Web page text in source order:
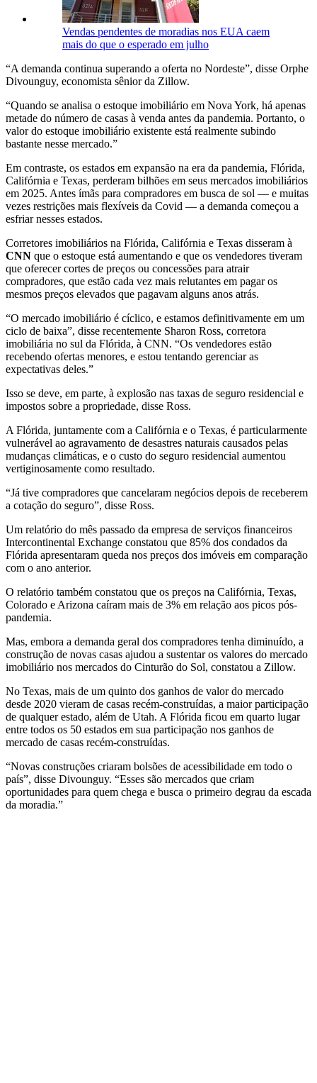
Vendas pendentes de moradias nos EUA caem
mais do que o esperado em julho
“A demanda continua superando a oferta no Nordeste”, disse Orphe
Divounguy, economista sênior da Zillow.
“Quando se analisa o estoque imobiliário em Nova York, há apenas
metade do número de casas à venda antes da pandemia. Portanto, o
valor do estoque imobiliário existente está realmente subindo
bastante nesse mercado.”
Em contraste, os estados em expansão na era da pandemia, Flórida,
Califórnia e Texas, perderam bilhões em seus mercados imobiliários
em 2025. Antes ímãs para compradores em busca de sol — e muitas
vezes restrições mais flexíveis da Covid — a demanda começou a
esfriar nesses estados.
Corretores imobiliários na Flórida, Califórnia e Texas disseram à
CNN que o estoque está aumentando e que os vendedores tiveram
que oferecer cortes de preços ou concessões para atrair
compradores, que estão cada vez mais relutantes em pagar os
mesmos preços elevados que pagavam alguns anos atrás.
“O mercado imobiliário é cíclico, e estamos definitivamente em um
ciclo de baixa”, disse recentemente Sharon Ross, corretora
imobiliária no sul da Flórida, à CNN. “Os vendedores estão
recebendo ofertas menores, e estou tentando gerenciar as
expectativas deles.”
Isso se deve, em parte, à explosão nas taxas de seguro residencial e
impostos sobre a propriedade, disse Ross.
A Flórida, juntamente com a Califórnia e o Texas, é particularmente
vulnerável ao agravamento de desastres naturais causados ​​pelas
mudanças climáticas, e o custo do seguro residencial aumentou
vertiginosamente como resultado.
“Já tive compradores que cancelaram negócios depois de receberem
a cotação do seguro”, disse Ross.
Um relatório do mês passado da empresa de serviços financeiros
Intercontinental Exchange constatou que 85% dos condados da
Flórida apresentaram queda nos preços dos imóveis em comparação
com o ano anterior.
O relatório também constatou que os preços na Califórnia, Texas,
Colorado e Arizona caíram mais de 3% em relação aos picos pós-
pandemia.
Mas, embora a demanda geral dos compradores tenha diminuído, a
construção de novas casas ajudou a sustentar os valores do mercado
imobiliário nos mercados do Cinturão do Sol, constatou a Zillow.
No Texas, mais de um quinto dos ganhos de valor do mercado
desde 2020 vieram de casas recém-construídas, a maior participação
de qualquer estado, além de Utah. A Flórida ficou em quarto lugar
entre todos os 50 estados em sua participação nos ganhos de
mercado de casas recém-construídas.
“Novas construções criaram bolsões de acessibilidade em todo o
país”, disse Divounguy. “Esses são mercados que criam
oportunidades para quem chega e busca o primeiro degrau da escada
da moradia.”